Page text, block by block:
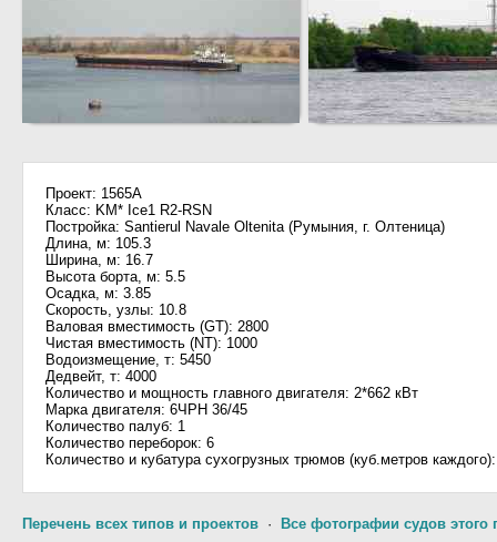
Проект: 1565А
Класс: KM* Ice1 R2-RSN
Постройка: Santierul Navale Oltenita (Румыния, г. Олтеница)
Длина, м: 105.3
Ширина, м: 16.7
Высота борта, м: 5.5
Осадка, м: 3.85
Скорость, узлы: 10.8
Валовая вместимость (GT): 2800
Чистая вместимость (NT): 1000
Водоизмещение, т: 5450
Дедвейт, т: 4000
Количество и мощность главного двигателя: 2*662 кВт
Марка двигателя: 6ЧРН 36/45
Количество палуб: 1
Количество переборок: 6
Количество и кубатура сухогрузных трюмов (куб.метров
Перечень всех типов и проектов · Все фотографии судов этого